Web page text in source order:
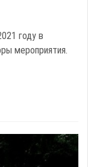
году в
мероприятия.